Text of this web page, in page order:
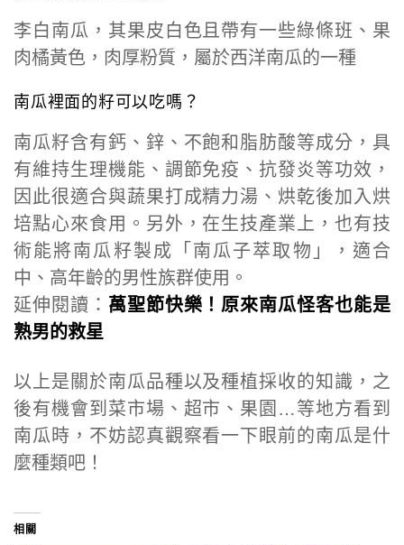
李白南瓜，其果皮白色且帶有一些綠條班、果
肉橘黃色，肉厚粉質，屬於西洋南瓜的一種
南瓜裡面的籽可以吃嗎？
南瓜籽含有鈣、鋅、不飽和脂肪酸等成分，具
有維持生理機能、調節免疫、抗發炎等功效，
因此很適合與蔬果打成精力湯、烘乾後加入烘
培點心來食用。另外，在生技產業上，也有技
術能將南瓜籽製成「南瓜子萃取物」，適合
中、高年齡的男性族群使用。
延伸閱讀： 萬聖節快樂！原來南瓜怪客也能是
熟男的救星
以上是關於南瓜品種以及種植採收的知識，之
後有機會到菜市場、超市、果園…等地方看到
南瓜時，不妨認真觀察看一下眼前的南瓜是什
麼種類吧！
相關